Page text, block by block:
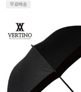
무료배송